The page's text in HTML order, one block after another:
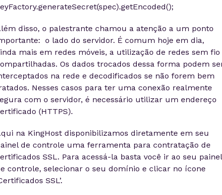
disso, o palestrante chamou a atenção a um ponto
o lado do servidor. É comum hoje em dia,
mais em redes móveis, a utilização de redes sem fio
Os dados trocados dessa forma podem
na rede e decodificados se não forem bem
Nesses casos para ter uma conexão realmente
com o servidor, é necessário utilizar um endereço
(HTTPS).
na KingHost disponibilizamos diretamente em seu
de controle uma ferramenta para contratação de
SSL. Para acessá-la basta você ir ao seu painel
controle, selecionar o seu domínio e clicar no ícone
SSL’.